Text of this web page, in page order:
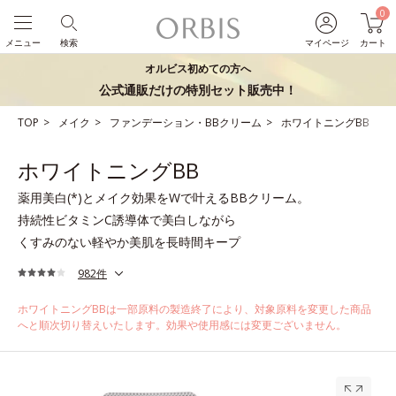
マイページ
0
カート
検索
メニュー
オルビス初めての方へ
公式通販だけの特別セット販売中！
TOP メイク ファンデーション・BBクリーム ホワイトニングBB
ホワイトニングBB
薬用美白(*)とメイク効果をWで叶えるBBクリーム。
持続性ビタミンC誘導体で美白しながら
くすみのない軽やか美肌を長時間キープ
982件
ホワイトニングBBは一部原料の製造終了により、対象原料を変更した商品
へと順次切り替えいたします。効果や使用感には変更ございません。